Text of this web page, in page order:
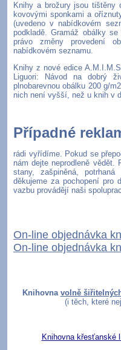
Knihy a brožury jsou tištěny
kovovými sponkami a
(uvedeno v nabídkovém
podkladě. Gramáž obálky
právo změny provedení
nabídkovém seznamu.
Knihy z nové edice
Liguori: Návod na dobrý
plnobarevnou obálku 200 g/
nich není vyšší, než u knih v
Případné
rádi vyřídíme. Pokud se
nám dejte neprodleně vědět.
stany, zašpiněná,
děkujeme za pochopení pro
vazbu provádějí naši
On-line objednávka
On-line objednávka
Knihovna volně
(i těch, které
Knihovna křesťanské